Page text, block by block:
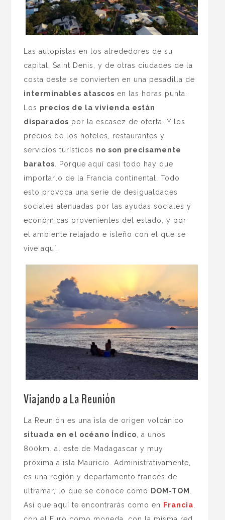
Las autopistas en los alrededores de su
capital, Saint Denis, y de otras ciudades de la
costa oeste se convierten en una pesadilla de
interminables atascos en las horas punta.
Los precios de la vivienda están
disparados por la escasez de oferta. Y los
precios de los hoteles, restaurantes y
servicios turísticos no son precisamente
baratos. Porque aquí casi todo hay que
importarlo de la Francia continental. Todo
esto provoca una serie de desigualdades
sociales atenuadas por las ayudas sociales y
económicas provenientes del estado, y por
el ambiente relajado e isleño con el que se
vive aquí.
Viajando a La Reunión
La Reunión es una isla de origen volcánico
situada en el océano Índico, a unos
800km. al este de Madagascar y muy
próxima a isla Mauricio. Administrativamente,
es una región y departamento francés de
ultramar, lo que se conoce como
DOM-TOM .
Así que aquí te encontrarás como en
Francia,